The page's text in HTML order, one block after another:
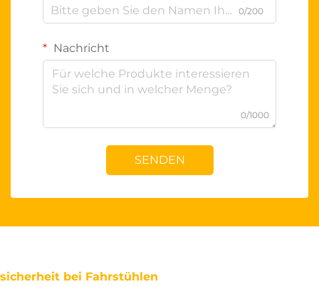
0/200
Nachricht
0/1000
SENDEN
sicherheit bei Fahrstühlen